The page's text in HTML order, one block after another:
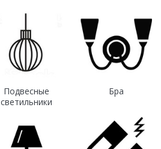
Подвесные
светильники
Бра